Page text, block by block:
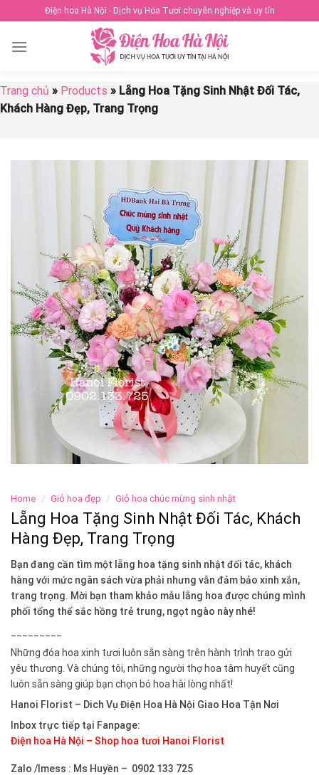
to
content
Điện hoa Hà Nội - Dịch vụ Hoa Tươi chuyên nghiệp và uy tín
Trang chủ » Products » Lẵng Hoa Tặng Sinh Nhật Đối Tác,
Khách Hàng Đẹp, Trang Trọng
Home / Giỏ hoa đẹp / Giỏ hoa chúc mừng sinh nhật
Lẵng Hoa Tặng Sinh Nhật Đối Tác, Khách
Hàng Đẹp, Trang Trọng
Bạn đang cần tìm một lẵng hoa tặng sinh nhật đối tác, khách
hàng với mức ngân sách vừa phải nhưng vẫn đảm bảo xinh xắn,
trang trọng. Mời bạn tham khảo mẫu lẵng hoa được chúng mình
phối tổng thể sắc hồng trẻ trung, ngọt ngào này nhé!
Những đóa hoa xinh tươi luôn sẵn sàng trên hành trình trao gửi
yêu thương. Và chúng tôi, những người thợ hoa tâm huyết cũng
luôn sẵn sàng giúp bạn chọn bó hoa hài lòng nhất!
Hanoi Florist – Dich Vụ Điện Hoa Hà Nội Giao Hoa Tận Nơi
Inbox trực tiếp tại Fanpage:
Điện hoa Hà Nội – Shop hoa tươi Hanoi Florist
Zalo /Imess : Ms Huyền – 0902 133 725